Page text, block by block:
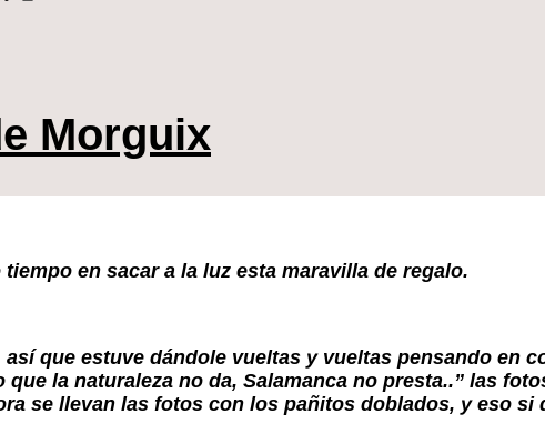
Morguix
en sacar a la luz esta maravilla de regalo.
que estuve dándole vueltas y vueltas pensando en
la naturaleza no da, Salamanca no presta..” las
se llevan las fotos con los pañitos doblados, y eso si